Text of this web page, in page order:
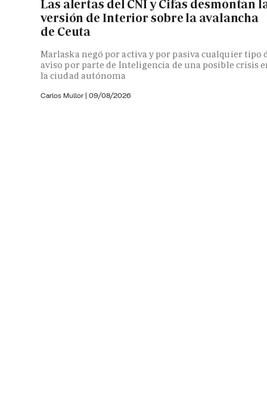
Las alertas del CNI y Cifas desmontan
versión de Interior sobre la avalancha
de Ceuta
Marlaska negó por activa y por pasiva cualquier tipo
aviso por parte de Inteligencia de una posible crisis
la ciudad autónoma
Carlos Mullor | 09/08/2026